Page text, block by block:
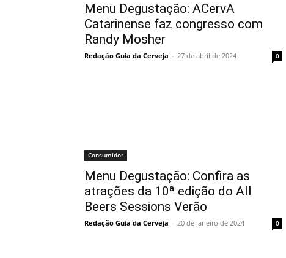
Menu Degustação: ACervA
Catarinense faz congresso com
Randy Mosher
Redação Guia da Cerveja - 27 de abril de 2024 0
Consumidor
Menu Degustação: Confira as
atrações da 10ª edição do All
Beers Sessions Verão
Redação Guia da Cerveja - 20 de janeiro de 2024 0